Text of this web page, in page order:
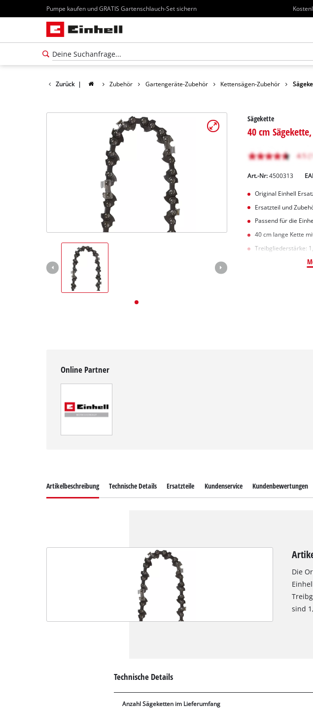
Pumpe kaufen und GRATIS Gartenschlauch-Set sichern
Zurück | Zubehör Gartengeräte-Zubehör Kettensägen-Zubehör
Sägekette
40 cm
Art.-Nr:4500313
Original Einhell
Ersatzteil und
Passend für die
40 cm lange Kette
Treibgliederstärke:
Online Partner
Artikelbeschreibung Technische Details Ersatzteile Kundenservice Kundenbewertungen
Die
sind
Technische Details
Anzahl Sägeketten im Lieferumfang